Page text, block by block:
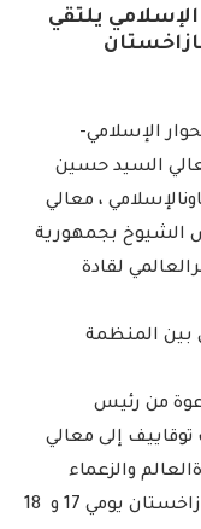
يلتقي
الإسلامي-
السيد حسين
، معالي
الشيوخ بجمهورية
لقادة
بين المنظمة
من رئيس
إلى معالي
والزعماء
التقليديين الذي سيعقد في أستانا، بكازاخستان يومي 17 و 18